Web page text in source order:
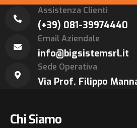
Assistenza Clienti
(+39) 081-39974440
Email Aziendale
info@bigsistemsrl.it
Sede Operativa
Via Prof. Filippo
Chi Siamo